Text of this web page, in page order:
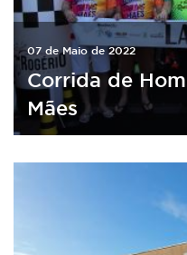
07 de Maio de 2022
Corrida de
Mães